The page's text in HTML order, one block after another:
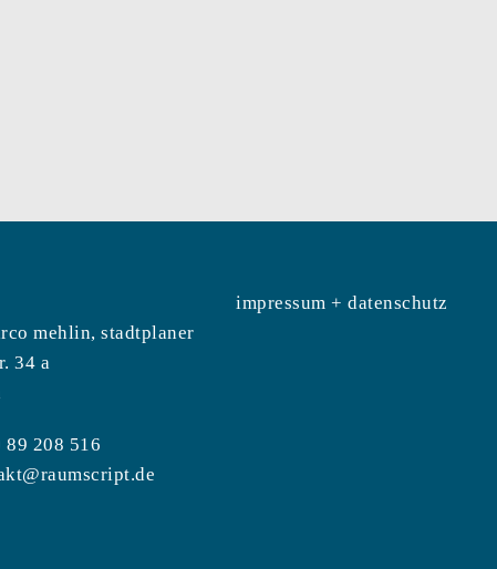
mehlin, stadtplaner
34 a
208 516
impressum + datenschutz